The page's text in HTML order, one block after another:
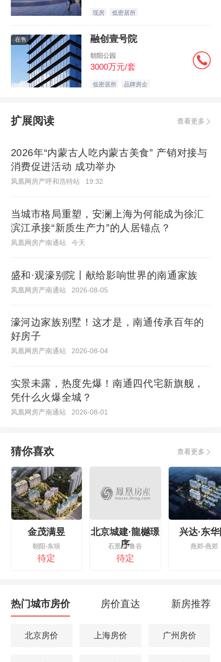
现房 低密居所
在售 融创壹号院
朝阳公园
3000万元/套
低密居所 品牌房企
扩展阅读 查看更多
2026年“内蒙古人吃内蒙古美食” 产销对接与
消费促进活动 成功举办
凤凰网房产呼和浩特站 19:32
当城市格局重塑，安澜上海为何能成为徐汇
滨江承接“新质生产力”的人居锚点？
凤凰网房产南通站 今天
盛和·观濠别院丨献给影响世界的南通家族
凤凰网房产南通站 2026-08-05
濠河边家族别墅！这才是，南通传承百年的
好房子
凤凰网房产南通站 2026-08-04
实景未露，热度先爆！南通四代宅新旗舰，
凭什么火爆全城？
凤凰网房产南通站 2026-08-01
猜你喜欢 查看更多
金茂满昱
朝阳-东坝
待定
北京城建·龍樾璟
序
石景山-鲁谷
待定
兴达·东
燕郊-燕郊
热门城市房价 房价直达 新房推荐
北京房价 上海房价 广州房价